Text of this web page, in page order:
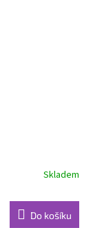
Skladem
Do košíku